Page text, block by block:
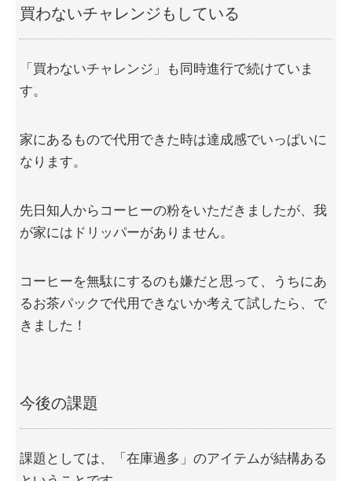
買わないチャレンジもしている
「買わないチャレンジ」も同時進行で続けていま
す。
家にあるもので代用できた時は達成感でいっぱいに
なります。
先日知人からコーヒーの粉をいただきましたが、我
が家にはドリッパーがありません。
コーヒーを無駄にするのも嫌だと思って、うちにあ
るお茶パックで代用できないか考えて試したら、で
きました！
今後の課題
課題としては、「在庫過多」のアイテムが結構ある